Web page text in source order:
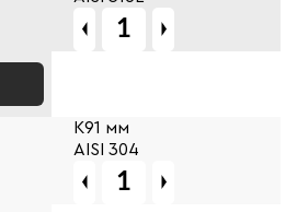
К91 мм
AISI 304